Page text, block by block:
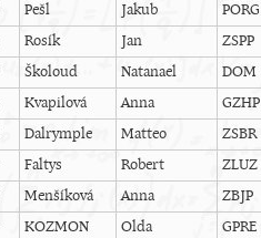
Pešl Jakub PORG
Rosík Jan ZSPP
Školoud Natanael DOM
Kvapilová Anna GZHP
Dalrymple Matteo ZSBR
Faltys Robert ZLUZ
Menšíková Anna ZBJP
KOZMON Olda GPRE